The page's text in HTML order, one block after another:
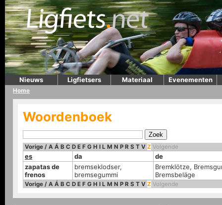
Nieuws Ligfietsers Materiaal Evenementen
Home
Woordenboek
Vorige / A Á B C D E F G H I L M N P R S T V Z Volgende
es da
de
zapatas de
frenos
bremseklodser,
bremsegummi
Bremklötze,
Bremsbeläge
Vorige / A Á B C D E F G H I L M N P R S T V Z Volgende